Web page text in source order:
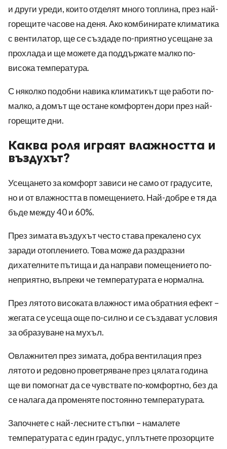
и други уреди, които отделят много топлина, през най-
горещите часове на деня. Ако комбинирате климатика
с вентилатор, ще се създаде по-приятно усещане за
прохлада и ще можете да поддържате малко по-
висока температура.
С няколко подобни навика климатикът ще работи по-
малко, а домът ще остане комфортен дори през най-
горещите дни.
Каква роля играят влажността и
въздухът?
Усещането за комфорт зависи не само от градусите,
но и от влажността в помещението. Най-добре е тя да
бъде между 40 и 60%.
През зимата въздухът често става прекалено сух
заради отоплението. Това може да раздразни
дихателните пътища и да направи помещението по-
неприятно, въпреки че температурата е нормална.
През лятото високата влажност има обратния ефект –
жегата се усеща още по-силно и се създават условия
за образуване на мухъл.
Овлажнител през зимата, добра вентилация през
лятото и редовно проветряване през цялата година
ще ви помогнат да се чувствате по-комфортно, без да
се налага да променяте постоянно температурата.
Започнете с най-лесните стъпки – намалете
температурата с един градус, уплътнете прозорците